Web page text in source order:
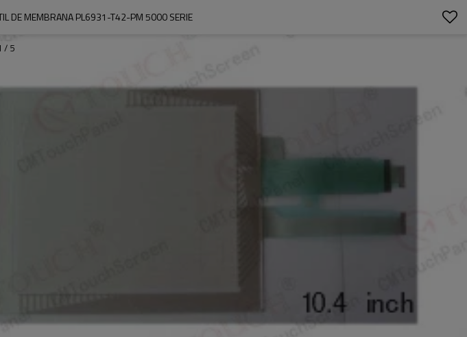
DE MEMBRANA PL6931-T42-PM 5000 SERIE
/ 5